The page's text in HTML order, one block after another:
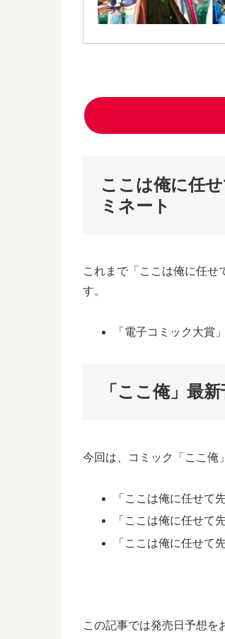
ここは俺に任
ミネート
これまで「ここは俺に任せ
す。
「電子コミック大賞
「ここ俺」最
今回は、コミック「ここ俺
「ここは俺に任せて
「ここは俺に任せて
「ここは俺に任せて
この記事では発売日予想を